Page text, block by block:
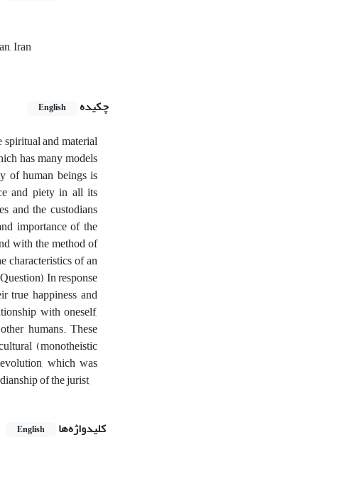
Iran
چکیده
English
and material
has many models
of human beings is
and piety in all its
and the custodians
importance of the
with the method of
characteristics of an
In response
true happiness and
with oneself,
humans. These
(monotheistic
which was
of the jurist,
کلیدواژه‌ها English